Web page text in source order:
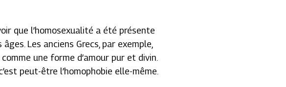
que l’homosexualité a été présente
Les anciens Grecs, par exemple,
une forme d’amour pur et divin.
peut-être l’homophobie elle-même.